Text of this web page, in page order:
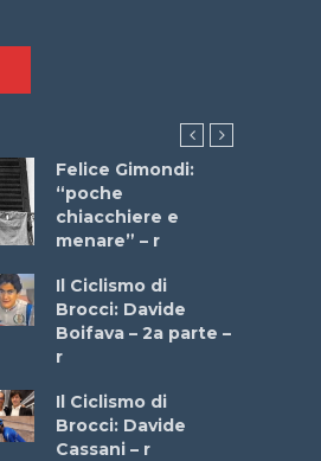
Felice Gimondi:
“poche
chiacchiere e
menare” – r
Il Ciclismo di
Brocci: Davide
Boifava – 2a parte –
r
Il Ciclismo di
Brocci: Davide
Cassani – r